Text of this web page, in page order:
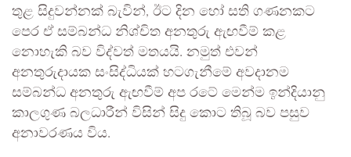
තුළ සිදුවන්නක් බැවින්, ඊට දින හෝ සති ගණනකට
පෙර ඒ සම්බන්ධ නිශ්චිත අනතුරු ඇඟවීම් කළ
නොහැකි බව විද්වත් මතයයි. නමුත් එවන්
අනතුරුදායක සංසිද්ධියක් හටගැනීමේ අවදානම
සම්බන්ධ අනතුරු ඇඟවීම් අප රටේ මෙන්ම ඉන්දියානු
කාලගුණ බලධාරීන් විසින් සිදු කොට තිබූ බව පසුව
අනාවරණය විය.